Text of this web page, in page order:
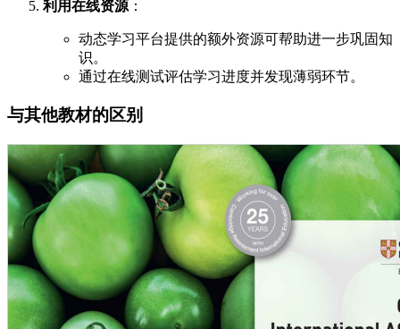
利用在线资源 ：
动态学习平台提供的额外资源可帮助进一步巩固知
识。
通过在线测试评估学习进度并发现薄弱环节。
与其他教材的区别